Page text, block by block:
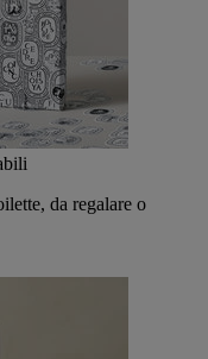
da regalare o